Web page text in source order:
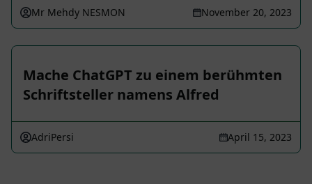
Mr Mehdy NESMON November 20, 2023
Mache ChatGPT zu einem berühmten
Schriftsteller namens Alfred
AdriPersi April 15, 2023